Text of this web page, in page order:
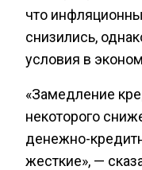
что
снизились,
условия в
«Замедление
некоторого
денежно-
жесткие», —